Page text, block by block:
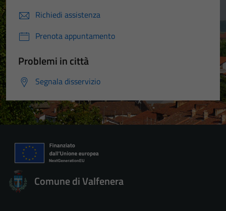
Richiedi assistenza
Prenota appuntamento
Problemi in città
Segnala disservizio
Comune di Valfenera